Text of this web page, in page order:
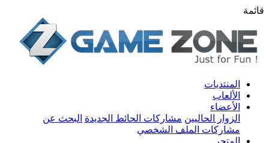
قائمة
المنتديات
الألعاب
الأعضاء
الزوار الحاليين مشاركات الحائط الجديدة البحث عن
مشاركات الملف الشخصي
المتجر